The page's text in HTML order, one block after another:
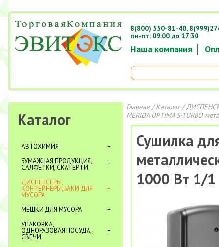
Наша компания
8(800) 550-81-40,
пн-пт: 09:00 до 17:30
Каталог
АВТОХИМИЯ
БУМАЖНАЯ ПРОДУКЦИЯ,
САЛФЕТКИ, СКАТЕРТИ
ДИСПЕНСЕРЫ,
КОНТЕЙНЕРЫ, БАКИ ДЛЯ
МУСОРА
МЕШКИ ДЛЯ МУСОРА
УПАКОВКА,
ОДНОРАЗОВАЯ ПОСУДА,
СВЕЧИ
Главная/Каталог/
MERIDA OPTIMA S-TURBO
Сушилка
1000 Вт 1/1